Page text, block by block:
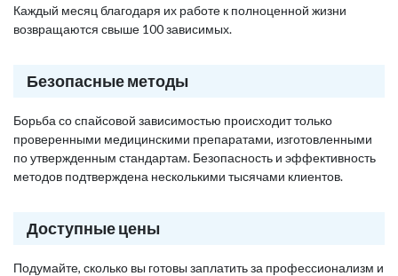
Каждый месяц благодаря их работе к полноценной жизни
возвращаются свыше 100 зависимых.
Безопасные методы
Борьба со спайсовой зависимостью происходит только
проверенными медицинскими препаратами, изготовленными
по утвержденным стандартам. Безопасность и эффективность
методов подтверждена несколькими тысячами клиентов.
Доступные цены
Подумайте, сколько вы готовы заплатить за профессионализм и